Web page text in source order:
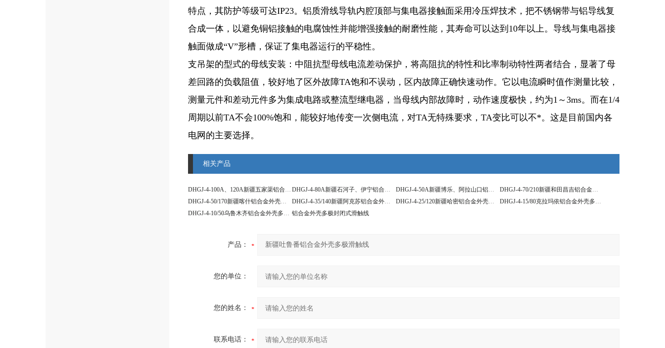
特点，其防护等级可达IP23。铝质滑线导轨内腔顶部与集电器接触面采用冷压焊技术，把不锈钢带与铝导线复
合成一体，以避免铜铝接触的电腐蚀性并能增强接触的耐磨性能，其寿命可以达到10年以上。导线与集电器接
触面做成“V”形槽，保证了集电器运行的平稳性。
支吊架的型式的母线安装：中阻抗型母线电流差动保护，将高阻抗的特性和比率制动特性两者结合，显著了母
差回路的负载阻值，较好地了区外故障TA饱和不误动，区内故障正确快速动作。它以电流瞬时值作测量比较，
测量元件和差动元件多为集成电路或整流型继电器，当母线内部故障时，动作速度极快，约为1～3ms。而在1/4
周期以前TA不会100%饱和，能较好地传变一次侧电流，对TA无特殊要求，TA变比可以不*。这是目前国内各
电网的主要选择。
相关产品
DHGJ-4-100A、120A新疆五家渠铝合金外壳多极管式滑触线 DHGJ-4-80A新疆石河子、伊宁铝合金外壳多极滑触线 DHGJ-4-50A新疆博乐、阿拉山口铝合金外壳多极滑触线
DHGJ-4-70/210新疆和田昌吉铝合金外壳多极滑触线
DHGJ-4-50/170新疆喀什铝合金外壳多极滑触线
DHGJ-4-35/140新疆阿克苏铝合金外壳多极滑触线 DHGJ-4-25/120新疆哈密铝合金外壳多极滑触线
DHGJ-4-15/80克拉玛依铝合金外壳多极滑触线
DHGJ-4-10/50乌鲁木齐铝合金外壳多极滑触线 铝合金外壳多极封闭式滑触线
产品：
您的单位：
您的姓名：
联系电话：